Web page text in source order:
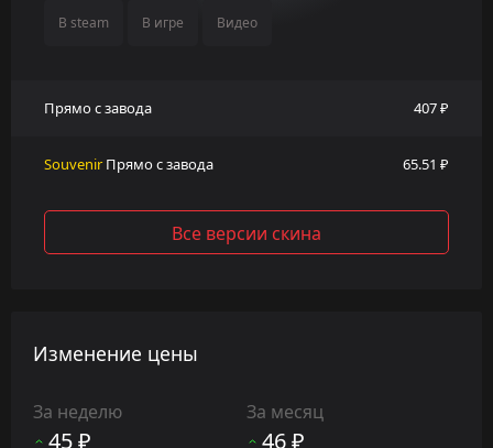
В steam В игре Видео
Прямо с завода 407 ₽
Souvenir Прямо с завода 65.51 ₽
Все версии скина
Изменение цены
За неделю
45 ₽
За месяц
46 ₽